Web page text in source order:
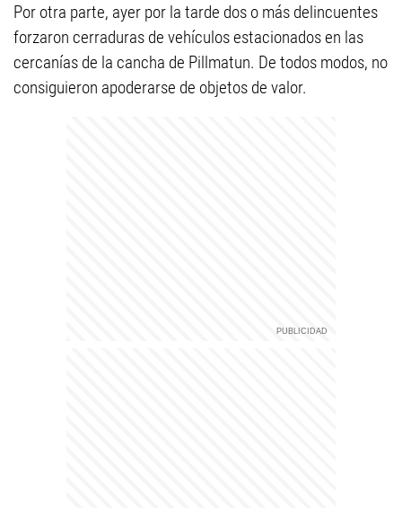
Por otra parte, ayer por la tarde dos o más delincuentes
forzaron cerraduras de vehículos estacionados en las
cercanías de la cancha de Pillmatun. De todos modos, no
consiguieron apoderarse de objetos de valor.